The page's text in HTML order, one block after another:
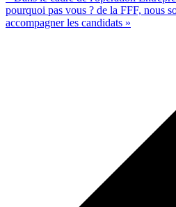
pourquoi pas vous ? de la FFF, nous
accompagner les candidats »